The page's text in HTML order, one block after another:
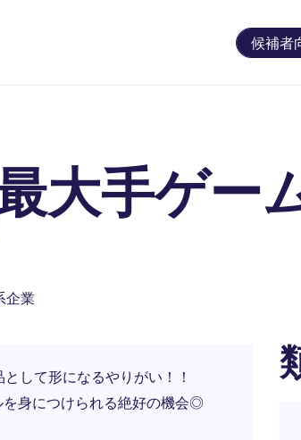
候補者
大手ゲー
企業
して形になるやりがい！！
を身につけられる絶好の機会◎